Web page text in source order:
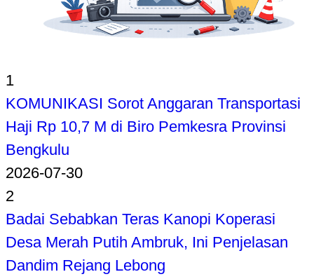
1
KOMUNIKASI Sorot Anggaran Transportasi
Haji Rp 10,7 M di Biro Pemkesra Provinsi
Bengkulu
2026-07-30
2
Badai Sebabkan Teras Kanopi Koperasi
Desa Merah Putih Ambruk, Ini Penjelasan
Dandim Rejang Lebong